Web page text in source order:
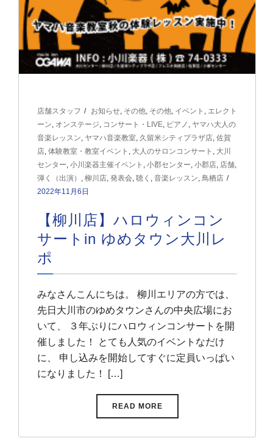
店舗スタッフ お知らせ, その他, その他, イベント , エレクト
ーン, オンステージ, コンサート・LIVE, ピアノ , ヤマハ大人の
音楽レッスン, ヤマハ音楽教室, 久留米シティプラザ店, 佐賀
店, 体験教室・教室イベント , 大人のサロンコンサート , 大川
センター, 小川楽器主催イベント , 小郡センター, 小郡店, 店舗,
弾く（出演） , 柳川店, 発表会, 聴く , 音楽レッスン, 鳥栖店
2022年11月6日
【柳川店】ハロウィンコン
サートin ゆめタウン大川レ
ポ
みなさんこんにちは。 柳川エリアの方では、
先日大川市のゆめタウンさんの中央広場にお
いて、 ３年ぶりにハロウィンコンサートを開
催しました！ とても人気のイベントなだけ
に、 申し込みを開始してすぐに定員いっぱい
になりました！ […]
READ MORE